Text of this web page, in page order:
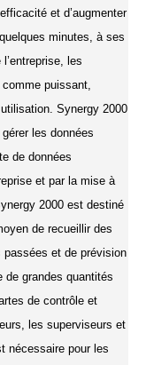
et d’augmenter
minutes, à ses
les
puissant,
Synergy 2000
les données
de données
et par la mise à
2000 est destiné
de recueillir des
et de prévision
grandes quantités
de contrôle et
les superviseurs et
nécessaire pour les